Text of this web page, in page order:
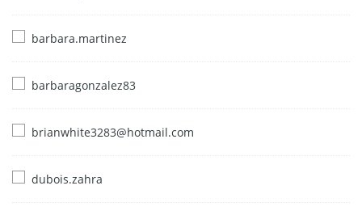
barbara.martinez
barbaragonzalez83
brianwhite3283@hotmail.com
dubois.zahra